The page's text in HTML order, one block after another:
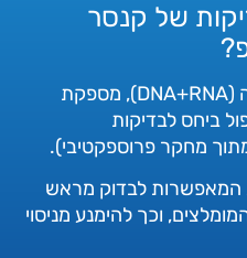
של קנסר
בדיקת ריצוף גנטי כפולה (DNA+RNA), מספקת
ביחס לבדיקות
מחקר פרוספקטיבי).
המאפשרות לבדוק מראש
וכך להימנע מניסוי